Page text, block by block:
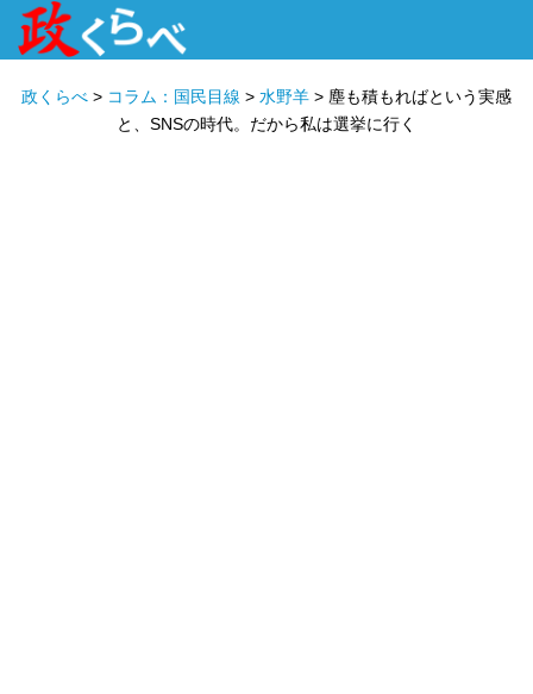
政くらべ > コラム：国民目線 > 水野羊 > 塵も積もればという実感
と、SNSの時代。だから私は選挙に行く